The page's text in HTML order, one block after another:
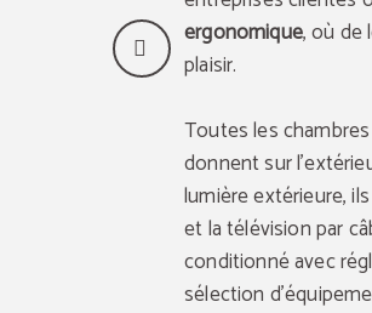
ergonomique, où de
plaisir.
Toutes les
donnent sur
lumière extérieure,
et la télévision par
conditionné avec
sélection